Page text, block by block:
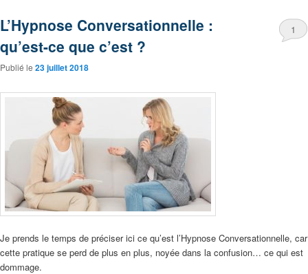
L’Hypnose Conversationnelle :
qu’est-ce que c’est ?
Publié le 23 juillet 2018
1
Je prends le temps de préciser ici ce qu’est l’Hypnose Conversationnelle, car
cette pratique se perd de plus en plus, noyée dans la confusion… ce qui est
dommage.